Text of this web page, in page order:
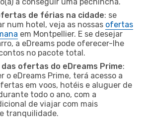
de férias na cidade: se
num hotel, veja as nossas ofertas
em Montpellier. E se desejar
a eDreams pode oferecer-lhe
no pacote total.
ofertas do eDreams Prime:
o eDreams Prime, terá acesso a
em voos, hotéis e aluguer de
todo o ano, com a
de viajar com mais
tranquilidade.